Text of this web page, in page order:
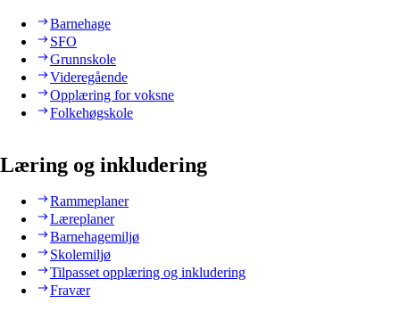
Barnehage
SFO
Grunnskole
Videregående
Opplæring for voksne
Folkehøgskole
Læring og inkludering
Rammeplaner
Læreplaner
Barnehagemiljø
Skolemiljø
Tilpasset opplæring og inkludering
Fravær